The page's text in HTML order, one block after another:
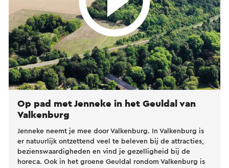
Op pad met Jenneke in het Geuldal van
Valkenburg
Jenneke neemt je mee door Valkenburg. In Valkenburg is
er natuurlijk ontzettend veel te beleven bij de attracties,
bezienswaardigheden en vind je gezelligheid bij de
horeca. Ook in het groene Geuldal rondom Valkenburg is